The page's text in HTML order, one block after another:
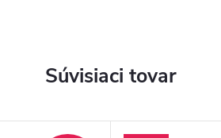
Súvisiaci tovar